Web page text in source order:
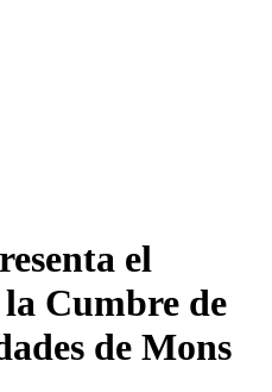
el
Cumbre de
de Mons